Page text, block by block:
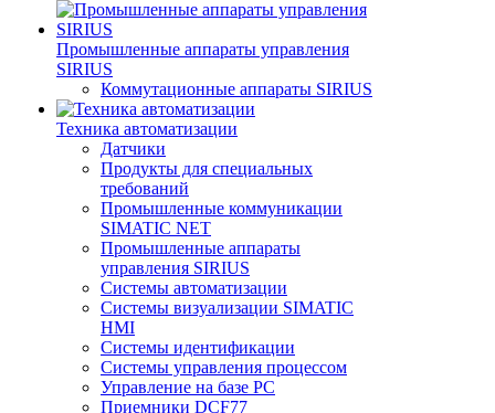
Промышленные аппараты управления
SIRIUS
Коммутационные аппараты SIRIUS
Техника автоматизации
Датчики
Продукты для специальных
требований
Промышленные коммуникации
SIMATIC NET
Промышленные аппараты
управления SIRIUS
Системы автоматизации
Системы визуализации SIMATIC
HMI
Системы идентификации
Системы управления процессом
Управление на базе РС
Приемники DCF77